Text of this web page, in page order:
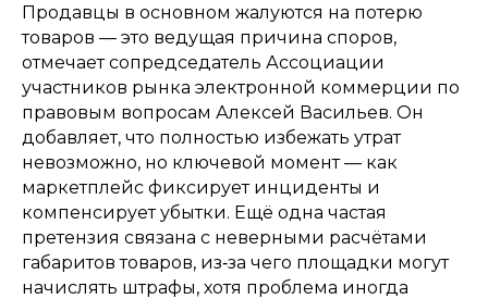
Продавцы в основном жалуются на потерю
товаров — это ведущая причина споров,
отмечает сопредседатель Ассоциации
участников рынка электронной коммерции по
правовым вопросам Алексей Васильев. Он
добавляет, что полностью избежать утрат
невозможно, но ключевой момент — как
маркетплейс фиксирует инциденты и
компенсирует убытки. Ещё одна частая
претензия связана с неверными расчётами
габаритов товаров, из‑за чего площадки могут
начислять штрафы, хотя проблема иногда